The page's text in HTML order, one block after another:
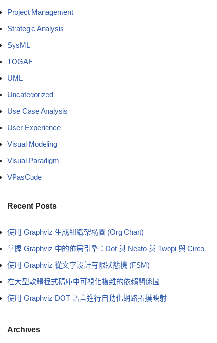
Project Management
Strategic Analysis
SysML
TOGAF
UML
Uncategorized
Use Case Analysis
User Experience
Visual Modeling
Visual Paradigm
VPasCode
Recent Posts
使用 Graphviz 生成組織架構圖 (Org Chart)
掌握 Graphviz 中的佈局引擎：Dot 與 Neato 與 Twopi 與 Circo
使用 Graphviz 從文字設計有限狀態機 (FSM)
在大型軟體程式碼庫中可視化複雜的依賴關係圖
使用 Graphviz DOT 語言進行自動化網路拓撲映射
Archives